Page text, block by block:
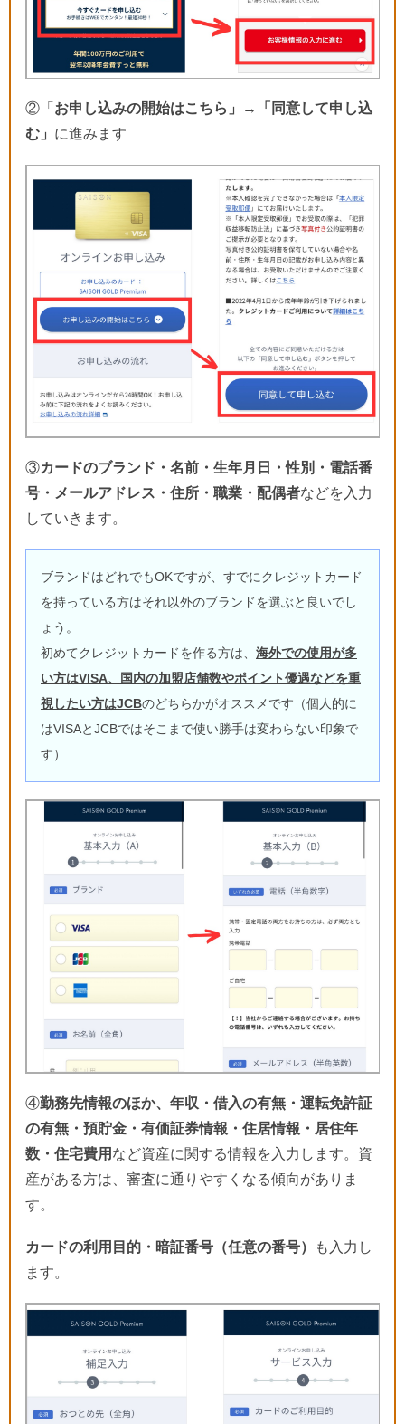
②「 お申し込みの開始はこちら」→「同意して申し込
む」 に進みます
③カードのブランド・名前・生年月日・性別・電話番
号・メールアドレス・住所・職業・配偶者などを入力
していきます。
ブランドはどれでもOKですが、すでにクレジットカード
を持っている方はそれ以外のブランドを選ぶと良いでし
ょう。
初めてクレジットカードを作る方は、 海外での使用が多
い方はVISA、国内の加盟店舗数やポイント優遇などを重
視したい方はJCBのどちらかがオススメです（個人的に
はVISAとJCBではそこまで使い勝手は変わらない印象で
す）
④勤務先情報のほか、年収・借入の有無・運転免許証
の有無・預貯金・有価証券情報・住居情報・居住年
数・住宅費用 など資産に関する情報を入力します。資
産がある方は、審査に通りやすくなる傾向がありま
す。
カードの利用目的・暗証番号（任意の番号）
も入力し
ます。